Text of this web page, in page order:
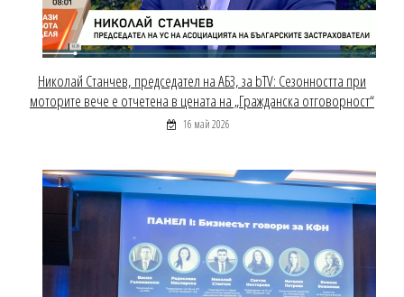
Николай Станчев, председател на АБЗ, за bTV: Сезонността при
моторите вече е отчетена в цената на „Гражданска отговорност“
16 май 2026